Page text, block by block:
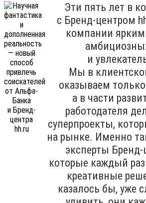
Эти пять лет в
с Бренд-центром
компании
и
Мы в
оказываем только
а в части
работодателя
суперпроекты,
на рынке. Именно
эксперты Бренд-
которые каждый
креативные
казалось бы, уже